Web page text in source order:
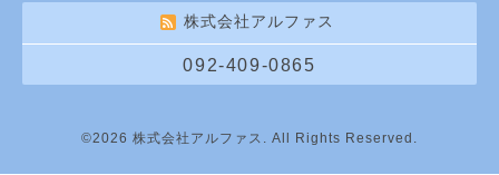
株式会社アルファス
092-409-0865
©2026 株式会社アルファス . All Rights Reserved.